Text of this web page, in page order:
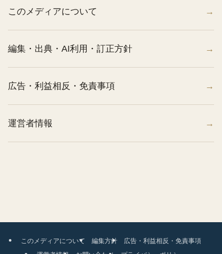
このメディアについて
編集・出典・AI利用・訂正方針
広告・利益相反・免責事項
運営者情報
このメディアについて 編集方針
広告・利益相反・免責事項